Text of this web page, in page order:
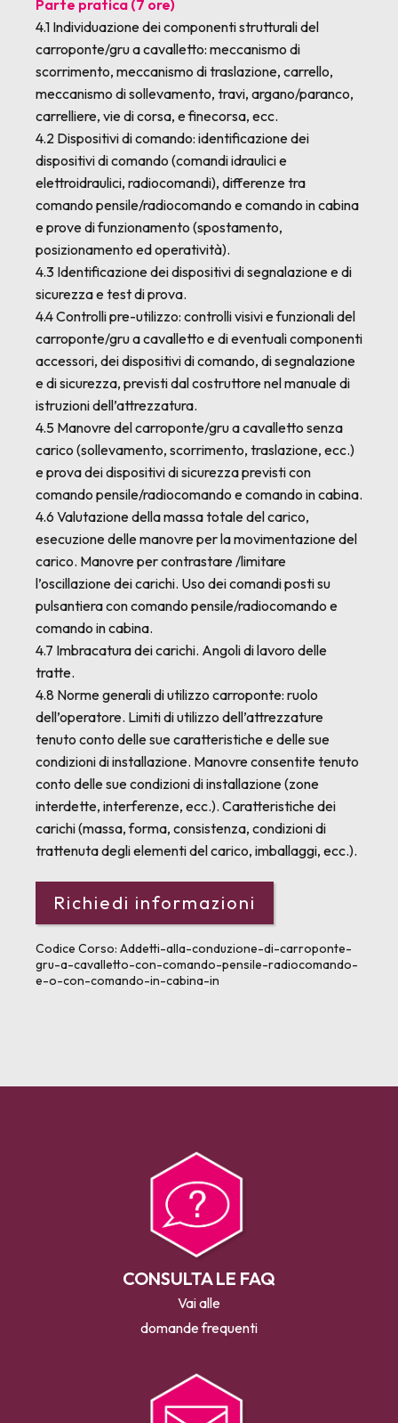
Parte pratica (7 ore)
4.1 Individuazione dei componenti strutturali del
carroponte/gru a cavalletto: meccanismo di
scorrimento, meccanismo di traslazione, carrello,
meccanismo di sollevamento, travi, argano/paranco,
carrelliere, vie di corsa, e finecorsa, ecc.
4.2 Dispositivi di comando: identificazione dei
dispositivi di comando (comandi idraulici e
elettroidraulici, radiocomandi), differenze tra
comando pensile/radiocomando e comando in cabina
e prove di funzionamento (spostamento,
posizionamento ed operatività).
4.3 Identificazione dei dispositivi di segnalazione e di
sicurezza e test di prova.
4.4 Controlli pre-utilizzo: controlli visivi e funzionali del
carroponte/gru a cavalletto e di eventuali componenti
accessori, dei dispositivi di comando, di segnalazione
e di sicurezza, previsti dal costruttore nel manuale di
istruzioni dell’attrezzatura.
4.5 Manovre del carroponte/gru a cavalletto senza
carico (sollevamento, scorrimento, traslazione, ecc.)
e prova dei dispositivi di sicurezza previsti con
comando pensile/radiocomando e comando in cabina.
4.6 Valutazione della massa totale del carico,
esecuzione delle manovre per la movimentazione del
carico. Manovre per contrastare /limitare
l’oscillazione dei carichi. Uso dei comandi posti su
pulsantiera con comando pensile/radiocomando e
comando in cabina.
4.7 Imbracatura dei carichi. Angoli di lavoro delle
tratte.
4.8 Norme generali di utilizzo carroponte: ruolo
dell’operatore. Limiti di utilizzo dell’attrezzature
tenuto conto delle sue caratteristiche e delle sue
condizioni di installazione. Manovre consentite tenuto
conto delle sue condizioni di installazione (zone
interdette, interferenze, ecc.). Caratteristiche dei
carichi (massa, forma, consistenza, condizioni di
trattenuta degli elementi del carico, imballaggi, ecc.).
Codice Corso: Addetti-alla-conduzione-di-carroponte-
gru-a-cavalletto-con-comando-pensile-radiocomando-
e-o-con-comando-in-cabina-in
CONSULTA LE FAQ
Vai alle
domande frequenti